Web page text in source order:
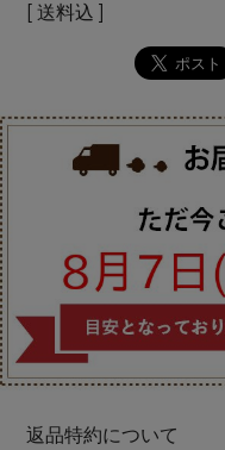
送料込
返品特約について